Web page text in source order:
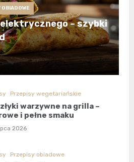
OBIADOWE
– szybki
Przepisy wegetariańskie
warzywne na grilla –
i pełne smaku
2026
Przepisy obiadowe